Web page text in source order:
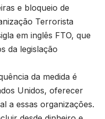
e bloqueio de
Terrorista
em inglês FTO, que
da legislação
da medida é
Unidos, oferecer
a essas organizações.